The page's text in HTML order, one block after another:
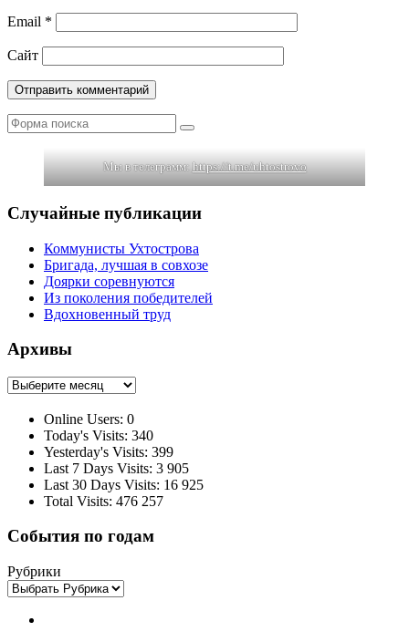
Email *
Сайт
Поиск
Мы в телеграмм:https://t.me/uhtostrovo
Случайные публикации
Коммунисты Ухтострова
Бригада, лучшая в совхозе
Доярки соревнуются
Из поколения победителей
Вдохновенный труд
Архивы
Архивы
Online Users: 0
Today's Visits: 340
Yesterday's Visits: 399
Last 7 Days Visits: 3 905
Last 30 Days Visits: 16 925
Total Visits: 476 257
События по годам
Рубрики